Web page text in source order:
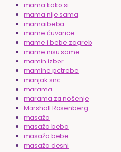
mama kako si
mama nije sama
mamaibeba
mame čuvarice
mame i bebe zagreb
mame nisu same
mamin izbor
mamine potrebe
manjak sna
marama
marama za nošenje
Marshall Rosenberg
masaža
masaža beba
masaža bebe
masaža desni